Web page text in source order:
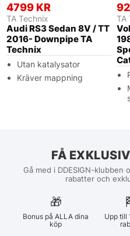
4799 KR
TA Technix
Audi RS3 Sedan 8V / TT
2016- Downpipe TA
Technix
Utan katalysator
Kräver mappning
TA
FÅ
Gå med i DDESIGN-
rabatter och
🎁
Bonus på ALLA dina
köp
Upp till